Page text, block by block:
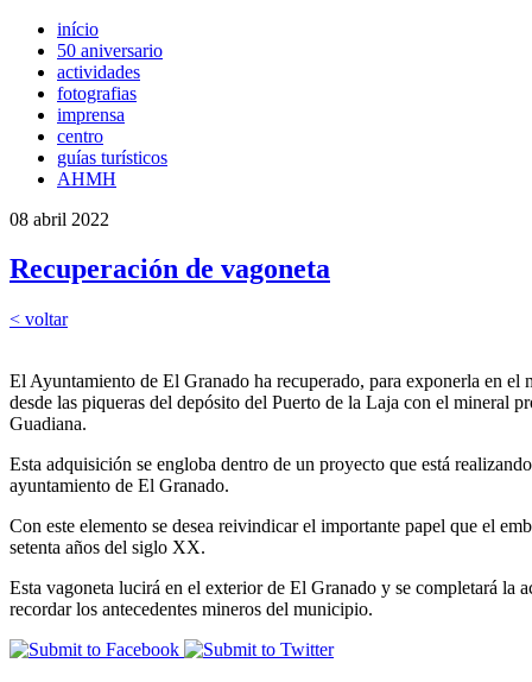
início
50 aniversario
actividades
fotografias
imprensa
centro
guías turísticos
AHMH
08 abril 2022
Recuperación de vagoneta
< voltar
El Ayuntamiento de El Granado ha recuperado, para exponerla en
desde las piqueras del depósito del Puerto de la Laja con el mineral
Guadiana.
Esta adquisición se engloba dentro de un proyecto que está
ayuntamiento de El Granado.
Con este elemento se desea reivindicar el importante papel que el
setenta años del siglo XX.
Esta vagoneta lucirá en el exterior de El Granado y se completará
recordar los antecedentes mineros del municipio.